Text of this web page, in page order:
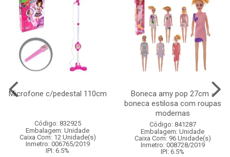
Microfone c/pedestal 110cm
Código: 832925
Embalagem: Unidade
Caixa Com: 12 Unidade(s)
Inmetro: 006765/2019
IPI: 6.5%
Boneca amy pop 27cm -
boneca estilosa com roupas
modernas
Código: 841287
Embalagem: Unidade
Caixa Com: 96 Unidade(s)
Inmetro: 008728/2019
IPI: 6.5%